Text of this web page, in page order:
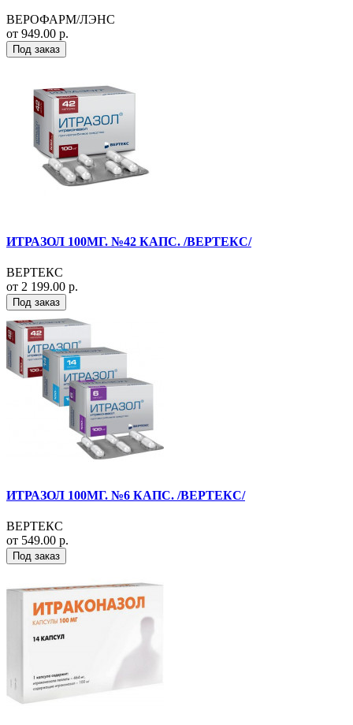
ВЕРОФАРМ/ЛЭНС
от 949.00 р.
Под заказ
ИТРАЗОЛ 100МГ. №42 КАПС. /ВЕРТЕКС/
ВЕРТЕКС
от 2 199.00 р.
Под заказ
ИТРАЗОЛ 100МГ. №6 КАПС. /ВЕРТЕКС/
ВЕРТЕКС
от 549.00 р.
Под заказ